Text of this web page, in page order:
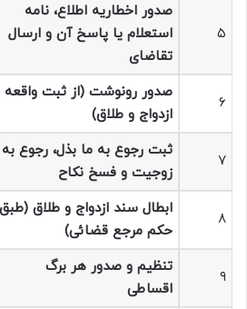
۵
صدور اخطاریه اطلاع، نامه
استعلام یا پاسخ آن و ارسال
تقاضای
۶
صدور رونوشت (از ثبت واقعه
ازدواج و طلاق)
۷
ثبت رجوع به ما بذل، رجوع به
زوجیت و فسخ نکاح
۸
ابطال سند ازدواج و طلاق (طبق
حکم مرجع قضائی)
۹
تنظیم و صدور هر برگ
اقساطی